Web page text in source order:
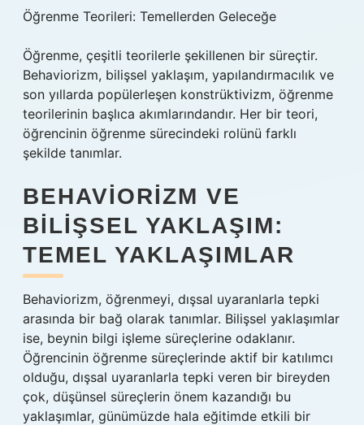
Öğrenme Teorileri: Temellerden Geleceğe
Öğrenme, çeşitli teorilerle şekillenen bir süreçtir.
Behaviorizm, bilişsel yaklaşım, yapılandırmacılık ve
son yıllarda popülerleşen konstrüktivizm, öğrenme
teorilerinin başlıca akımlarındandır. Her bir teori,
öğrencinin öğrenme sürecindeki rolünü farklı
şekilde tanımlar.
BEHAVIORIZM VE
BILIŞSEL YAKLAŞIM:
TEMEL YAKLAŞIMLAR
Behaviorizm, öğrenmeyi, dışsal uyaranlarla tepki
arasında bir bağ olarak tanımlar. Bilişsel yaklaşımlar
ise, beynin bilgi işleme süreçlerine odaklanır.
Öğrencinin öğrenme süreçlerinde aktif bir katılımcı
olduğu, dışsal uyaranlarla tepki veren bir bireyden
çok, düşünsel süreçlerin önem kazandığı bu
yaklaşımlar, günümüzde hala eğitimde etkili bir